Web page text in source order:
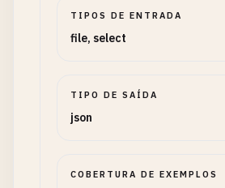
TIPOS DE ENTRADA
file, select
TIPO DE SAÍDA
json
COBERTURA DE EXEMPLOS